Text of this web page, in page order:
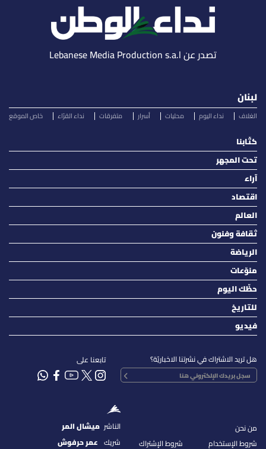
تصدر عن Lebanese Media Production s.a.l
لبنان
الغلاف نداء اليوم محليات أسرار متفرقات نداء القرّاء خاص الموقع
كتّابنا
تحت المجهر
آراء
اقتصاد
العالم
ثقافة وفنون
الرياضة
منوّعات
حظّك اليوم
للتاريخ
فيديو
هل تريد الاشتراك في نشرتنا الاخباريّة؟ تابعنا على
من نحن
شروط الإستخدام
شروط الإشتراك
الناشر ميشال المر
شريك عمر حرفوش